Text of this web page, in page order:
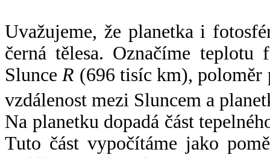
Uvažujeme, že planetka i
černá tělesa. Označíme
SlunceR (696 tisíc km),
vzdálenost mezi Sluncem a
Na planetku dopadá část
Tuto část vypočítáme jako